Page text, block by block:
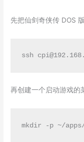
先把仙剑奇侠传 DOS
ssh
再创建一个启动游戏的
mkdir -p ~/